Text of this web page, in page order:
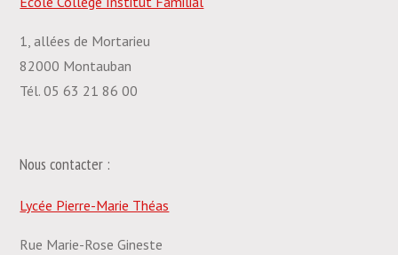
1, allées de Mortarieu
82000 Montauban
Tél. 05 63 21 86 00
Nous contacter :
Lycée Pierre-Marie Théas
Rue Marie-Rose Gineste